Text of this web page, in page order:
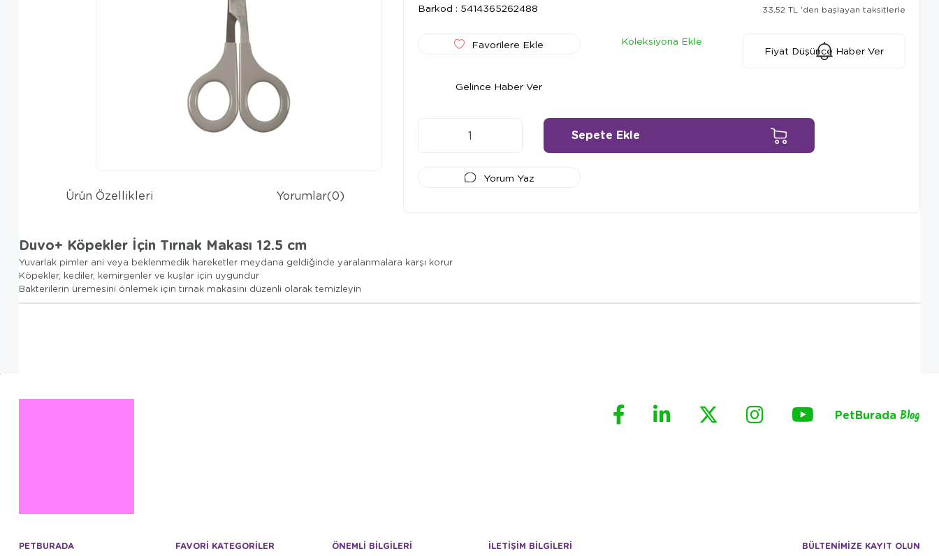
Barkod : 5414365262488 33,52 TL 'den başlayan taksitlerle
Favorilere Ekle
Koleksiyona Ekle
Fiyat Düşünce Haber Ver
Gelince Haber Ver
Yorum Yaz
Ürün Özellikleri Yorumlar(0)
Duvo+ Köpekler İçin Tırnak Makası 12.5 cm
Yuvarlak pimler ani veya beklenmedik hareketler meydana geldiğinde yaralanmalara karşı korur
Köpekler, kediler, kemirgenler ve kuşlar için uygundur
Bakterilerin üremesini önlemek için tırnak makasını düzenli olarak temizleyin
PetBurada Blog
PETBURADA FAVORİ KATEGORİLER ÖNEMLİ BİLGİLERİ
İLETİŞİM BİLGİLERİ
BÜLTENİMİZE KAYIT OLUN